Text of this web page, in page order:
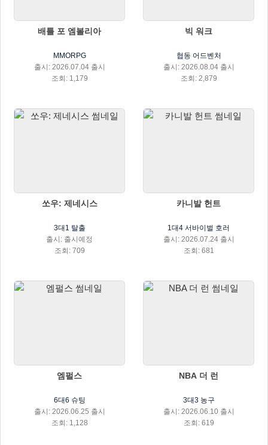
배틀 포 엠볼리아
MMORPG
출시: 2026.07.04 출시
조회: 1,179
빅 워크
협동 어드벤처
출시: 2026.08.04 출시
조회: 2,879
쏘우: 제네시스
3대1 탈출
출시: 출시예정
조회: 709
카니발 헌트
1대4 서바이벌 호러
출시: 2026.07.24 출시
조회: 681
엠펄스
6대6 슈팅
출시: 2026.06.25 출시
조회: 1,128
NBA 더 런
3대3 농구
출시: 2026.06.10 출시
조회: 619